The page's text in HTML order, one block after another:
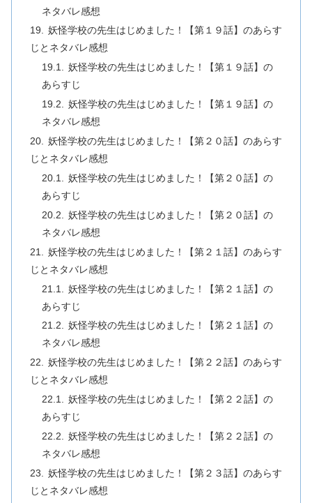
ネタバレ感想
妖怪学校の先生はじめました！【第１９話】のあらす
じとネタバレ感想
妖怪学校の先生はじめました！【第１９話】の
あらすじ
妖怪学校の先生はじめました！【第１９話】の
ネタバレ感想
妖怪学校の先生はじめました！【第２０話】のあらす
じとネタバレ感想
妖怪学校の先生はじめました！【第２０話】の
あらすじ
妖怪学校の先生はじめました！【第２０話】の
ネタバレ感想
妖怪学校の先生はじめました！【第２１話】のあらす
じとネタバレ感想
妖怪学校の先生はじめました！【第２１話】の
あらすじ
妖怪学校の先生はじめました！【第２１話】の
ネタバレ感想
妖怪学校の先生はじめました！【第２２話】のあらす
じとネタバレ感想
妖怪学校の先生はじめました！【第２２話】の
あらすじ
妖怪学校の先生はじめました！【第２２話】の
ネタバレ感想
妖怪学校の先生はじめました！【第２３話】のあらす
じとネタバレ感想